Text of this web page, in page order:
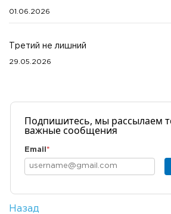
01.06.2026
Третий не лишний
29.05.2026
Подпишитесь, мы рассылаем
важные сообщения
Email *
Назад